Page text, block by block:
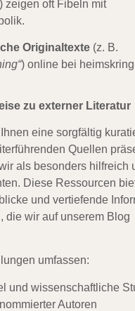
) zeigen oft Fibeln mit
Originaltexte (z. B.
) online bei
zu externer Literatur
eine sorgfältig
Quellen
als besonders hilfreich
Diese Ressourcen
und vertiefende
die wir auf unserem Blog
umfassen:
und wissenschaftliche
Autoren